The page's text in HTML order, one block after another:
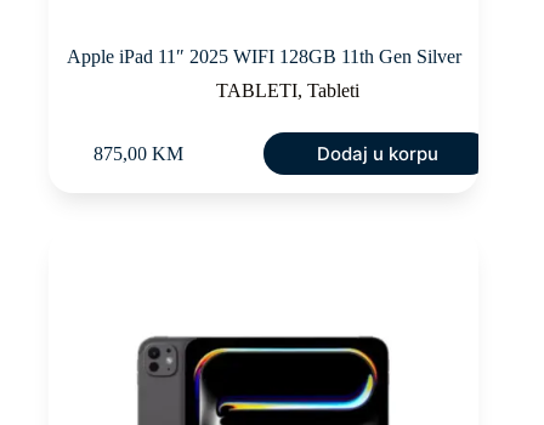
Apple iPad 11″ 2025 WIFI 128GB 11th Gen Silver
TABLETI,Tableti
875,00 KM Dodaj u korpu